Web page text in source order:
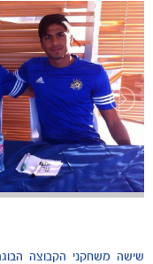
הקבוצות
שישה משחקני הקבוצה